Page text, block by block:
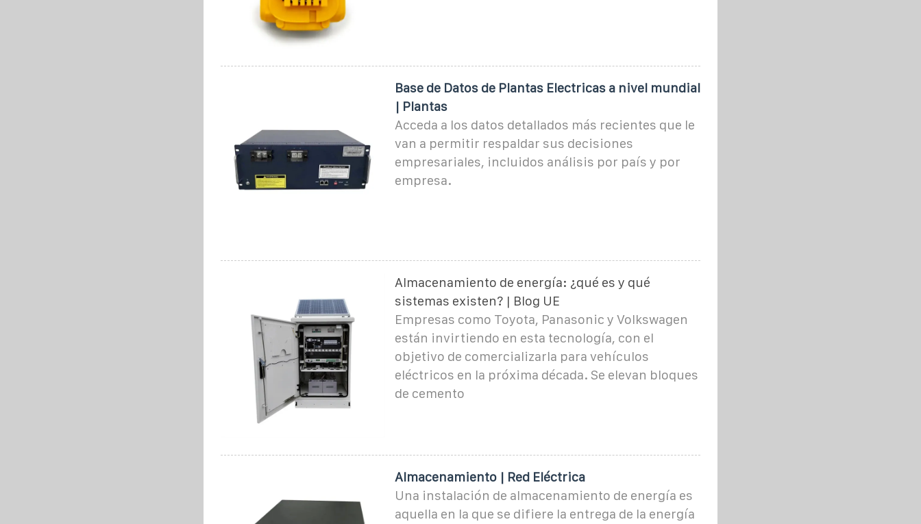
Base de Datos de Plantas Electricas a nivel mundial
| Plantas
Acceda a los datos detallados más recientes que le
van a permitir respaldar sus decisiones
empresariales, incluidos análisis por país y por
empresa.
Almacenamiento de energía: ¿qué es y qué
sistemas existen? | Blog UE
Empresas como Toyota, Panasonic y Volkswagen
están invirtiendo en esta tecnología, con el
objetivo de comercializarla para vehículos
eléctricos en la próxima década. Se elevan bloques
de cemento
Almacenamiento | Red Eléctrica
Una instalación de almacenamiento de energía es
aquella en la que se difiere la entrega de la energía